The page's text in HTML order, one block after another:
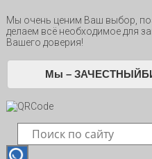
Мы очень ценим Ваш выбор,
делаем всё необходимое для
Вашего доверия!
Мы –